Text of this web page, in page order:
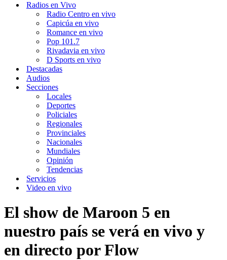
Radios en Vivo
Radio Centro en vivo
Capicúa en vivo
Romance en vivo
Pop 101.7
Rivadavia en vivo
D Sports en vivo
Destacadas
Audios
Secciones
Locales
Deportes
Policiales
Regionales
Provinciales
Nacionales
Mundiales
Opinión
Tendencias
Servicios
Video en vivo
El show de Maroon 5 en
nuestro país se verá en vivo y
en directo por Flow